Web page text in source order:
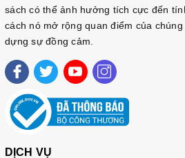
sách có thể ảnh hưởng tích cực đến
cách nó mở rộng quan điểm của
dựng sự đồng cảm.
DỊCH VỤ